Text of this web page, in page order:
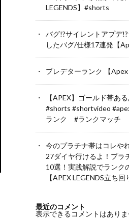
LEGENDS】#shorts
バグ!?サイレントアプデ
したバグ/仕様17連発【
プレデターランク 【Apex
【APEX】ゴールド帯あ
#shorts #shortvideo
ランク #ランクマッチ
今のプラチナ帯はコレや
27ダイヤ行けるよ！プラ
10選！実践解説でランク
【APEX LEGENDS立ち回
最近のコメント
表示できるコメントはありま